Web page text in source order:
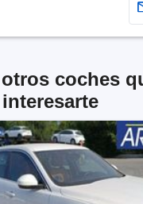
coches